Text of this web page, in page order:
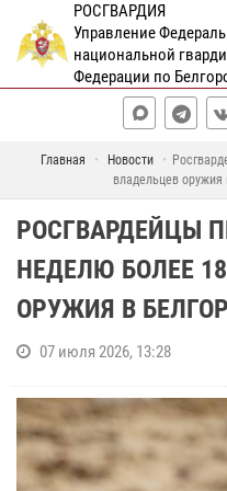
РОСГВАРДИЯ
Управление
национальной
Федерации по
Главная Новости
владельцев оружия
РОСГВАРДЕЙЦЫ
НЕДЕЛЮ БОЛЕЕ
ОРУЖИЯ В
07 июля 2026, 13:28